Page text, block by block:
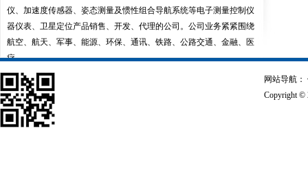
仪、加速度传感器、姿态测量及惯性组合导航系统等电子测量控制仪
器仪表、卫星定位产品销售、开发、代理的公司。公司业务紧紧围绕
航空、航天、军事、能源、环保、通讯、铁路、公路交通、金融、医
疗...
网站导航：
Copyright ©